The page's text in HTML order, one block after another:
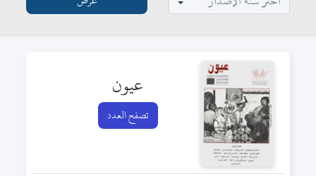
عيون
تصفح العدد